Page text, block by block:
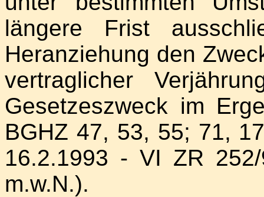
längere Frist
Heranziehung den
vertraglicher
Gesetzeszweck im
BGHZ 47, 53, 55; 71,
16.2.1993 - VI ZR
m.w.N.).